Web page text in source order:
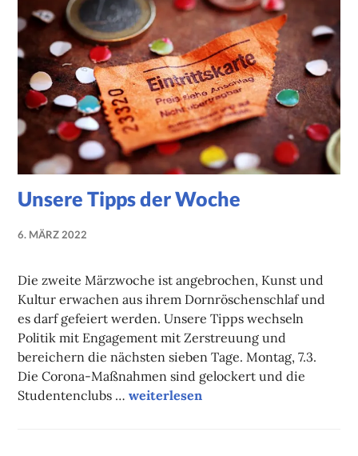
Unsere Tipps der Woche
6. MÄRZ 2022
Die zweite Märzwoche ist angebrochen, Kunst und
Kultur erwachen aus ihrem Dornröschenschlaf und
es darf gefeiert werden. Unsere Tipps wechseln
Politik mit Engagement mit Zerstreuung und
bereichern die nächsten sieben Tage. Montag, 7.3.
Die Corona-Maßnahmen sind gelockert und die
Studentenclubs …Unsere Tipps der Woche
weiterlesen